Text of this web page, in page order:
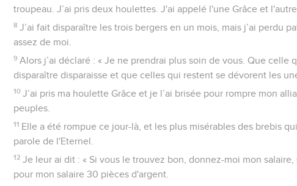
troupeau. J’ai pris deux houlettes. J'ai appelé l'une Grâce et
8 J’ai fait disparaître les trois bergers en un mois, mais j’ai perdu
assez de moi.
9 Alors j’ai déclaré : « Je ne prendrai plus soin de vous. Que celle
disparaître disparaisse et que celles qui restent se dévorent les
10 J’ai pris ma houlette Grâce et je l’ai brisée pour rompre mon
peuples.
11 Elle a été rompue ce jour-là, et les plus misérables des brebis
parole de l'Eternel.
12 Je leur ai dit : « Si vous le trouvez bon, donnez-moi mon
pour mon salaire 30 pièces d'argent.